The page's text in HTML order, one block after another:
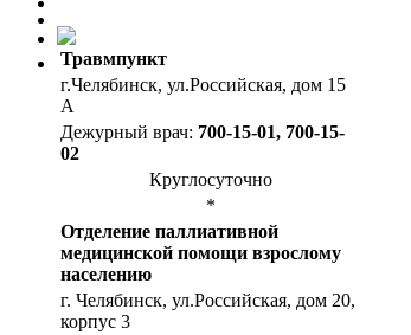
Травмпункт
г.Челябинск, ул.Российская, дом 15
А
Дежурный врач: 700-15-01, 700-15-
02
Круглосуточно
*
Отделение паллиативной
медицинской помощи взрослому
населению
г. Челябинск, ул.Российская, дом 20,
корпус 3